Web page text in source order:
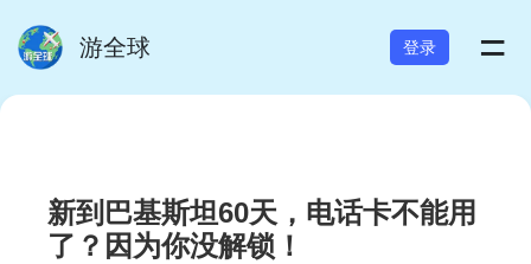
游全球 登录 =
新到巴基斯坦60天，电话卡不能用
了？因为你没解锁！